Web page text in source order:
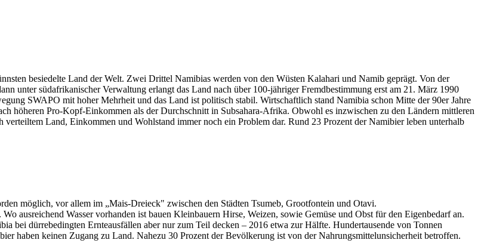
besiedelte Land der Welt. Zwei Drittel Namibias werden von den Wüsten Kalahari und Namib geprägt. Von der
unter südafrikanischer Verwaltung erlangt das Land nach über 100-jähriger Fremdbestimmung erst am 21. März 1990
SWAPO mit hoher Mehrheit und das Land ist politisch stabil. Wirtschaftlich stand Namibia schon Mitte der 90er Jahre
höheren Pro-Kopf-Einkommen als der Durchschnitt in Subsahara-Afrika. Obwohl es inzwischen zu den Ländern mittleren
Land, Einkommen und Wohlstand immer noch ein Problem dar. Rund 23 Prozent der Namibier leben unterhalb
möglich, vor allem im „Mais-Dreieck" zwischen den Städten Tsumeb, Grootfontein und Otavi.
ausreichend Wasser vorhanden ist bauen Kleinbauern Hirse, Weizen, sowie Gemüse und Obst für den Eigenbedarf an.
bei dürrebedingten Ernteausfällen aber nur zum Teil decken – 2016 etwa zur Hälfte. Hundertausende von Tonnen
haben keinen Zugang zu Land. Nahezu 30 Prozent der Bevölkerung ist von der Nahrungsmittelunsicherheit betroffen.